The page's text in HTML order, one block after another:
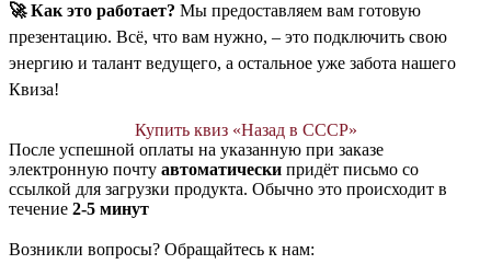
🚀 Как это работает? Мы предоставляем вам готовую
презентацию. Всё, что вам нужно, – это подключить свою
энергию и талант ведущего, а остальное уже забота нашего
Квиза!
Купить квиз «Назад в СССР»
После успешной оплаты на указанную при заказе
электронную почту автоматически придёт письмо со
ссылкой для загрузки продукта. Обычно это происходит в
течение 2-5 минут
Возникли вопросы? Обращайтесь к нам: